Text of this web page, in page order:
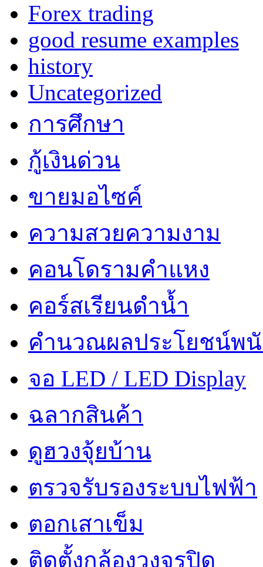
Forex trading
good resume examples
history
Uncategorized
การศึกษา
กู้เงินด่วน
ขายมอไซค์
ความสวยความงาม
คอนโดรามคำแหง
คอร์สเรียนดำน้ำ
คำนวณผลประโยชน์พ
จอ LED / LED Display
ฉลากสินค้า
ดูฮวงจุ้ยบ้าน
ตรวจรับรองระบบไฟฟ้า
ตอกเสาเข็ม
ติดตั้งกล้องวงจรปิด